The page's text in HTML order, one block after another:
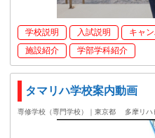
学校説明 入試説明 キャ
施設紹介
学部学科紹介
タマリハ学校案内動画
専修学校（専門学校）｜東京都 多摩リハ